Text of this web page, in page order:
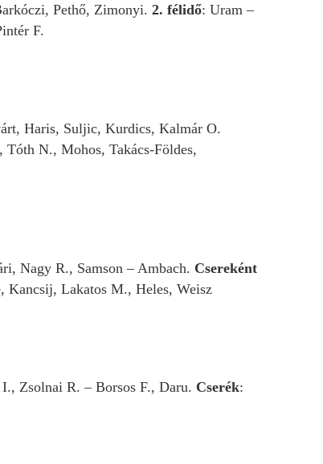
Pethő, Zimonyi. 2. félidő: Uram –
F.
Haris, Suljic, Kurdics, Kalmár O.
N., Mohos, Takács-Földes,
Nagy R., Samson – Ambach. Csereként
Kancsij, Lakatos M., Heles, Weisz
Zsolnai R. – Borsos F., Daru. Cserék: